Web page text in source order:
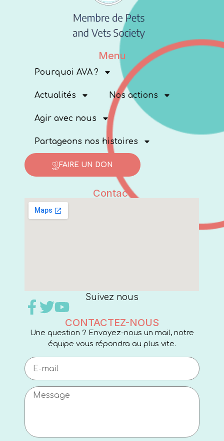
Menu
Pourquoi AVA ?
Actualités Nos actions
Agir avec nous
Partageons nos histoires
FAIRE UN DON
Contact
Suivez nous
CONTACTEZ-NOUS
Une question ? Envoyez-nous un mail, notre
équipe vous répondra au plus vite.